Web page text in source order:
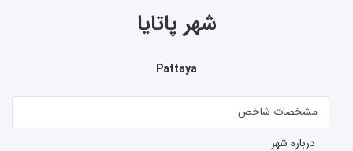
شهر پاتایا
Pattaya
مشخصات شاخص
درباره شهر